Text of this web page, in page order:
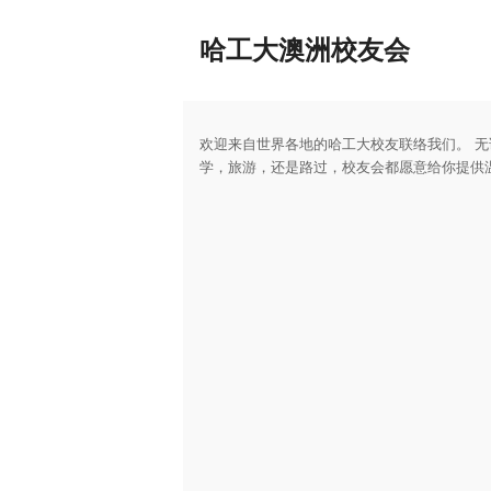
哈工大澳洲校友会
欢迎来自世界各地的哈工大校友联络我们。
学，旅游，还是路过，校友会都愿意给你提